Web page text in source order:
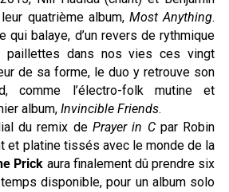
quatrième album,Most Anything.
balaye, d’un revers de rythmique
paillettes dans nos vies ces vingt
de sa forme, le duo y retrouve son
comme l’électro-folk mutine et
album, Invincible Friends.
du remix dePrayer in Cpar Robin
et platine tissés avec le monde de la
Prick aura finalement dû prendre six
disponible, pour un album solo